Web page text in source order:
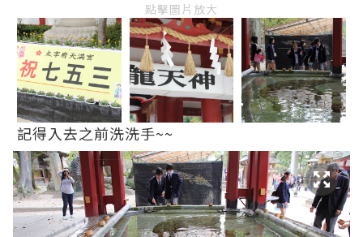
點擊圖片放大
記得入去之前洗洗手~~